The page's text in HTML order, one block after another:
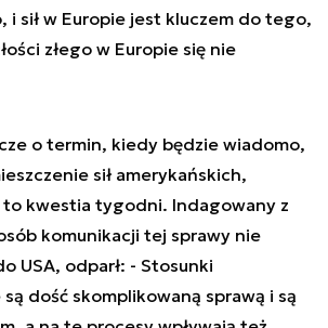
i sił w Europie jest kluczem do tego,
złego w Europie się nie
o termin, kiedy będzie wiadomo,
sił amerykańskich,
to kwestia tygodni. Indagowany z
komunikacji tej sprawy nie
USA, odparł: - Stosunki
dość skomplikowaną sprawą i są